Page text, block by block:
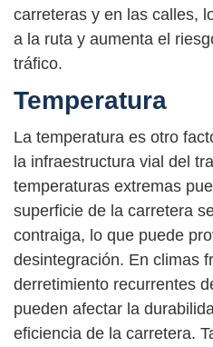
carreteras y en las calles,
a la ruta y aumenta el
tráfico.
Temperatura
La temperatura es otro
la infraestructura vial del
temperaturas extremas
superficie de la carretera
contraiga, lo que puede
desintegración. En climas
derretimiento recurrentes
pueden afectar la
eficiencia de la carretera.